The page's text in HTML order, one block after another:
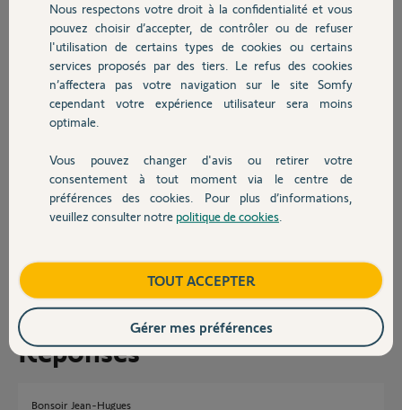
Chauffage
Autres produits
Devis avec un pro
Contact
courses = mêmes symptômes. Je fais quelques recherches, et je
tombe sur un post conseillant de brancher la platine en « circuit
court », ce que je fais… et bim tout fonctionne !
Là, c’est l’incompréhension totale. Je précise à nouveau que je n’ai
pas « touché » le câblage entre la platine et le visio, pour la simple et
bonne raison que le tout passe dans des gaines inaccessibles…
Avez vous déjà rencontré cette problématique ?
Merci par avance et bonne année !
Jean-Hugues
Participer au fil de discussion
Réponses
Bonsoir Jean-Hugues
Nous respectons votre droit à la confidentialité et vous
pouvez choisir d’accepter, de contrôler ou de refuser
l'utilisation de certains types de cookies ou certains
services proposés par des tiers. Le refus des cookies
n’affectera pas votre navigation sur le site Somfy
cependant votre expérience utilisateur sera moins
optimale.
Vous pouvez changer d'avis ou retirer votre
consentement à tout moment via le centre de
préférences des cookies. Pour plus d’informations,
veuillez consulter notre politique de cookies
TOUT ACCEPTER
Gérer mes préférences